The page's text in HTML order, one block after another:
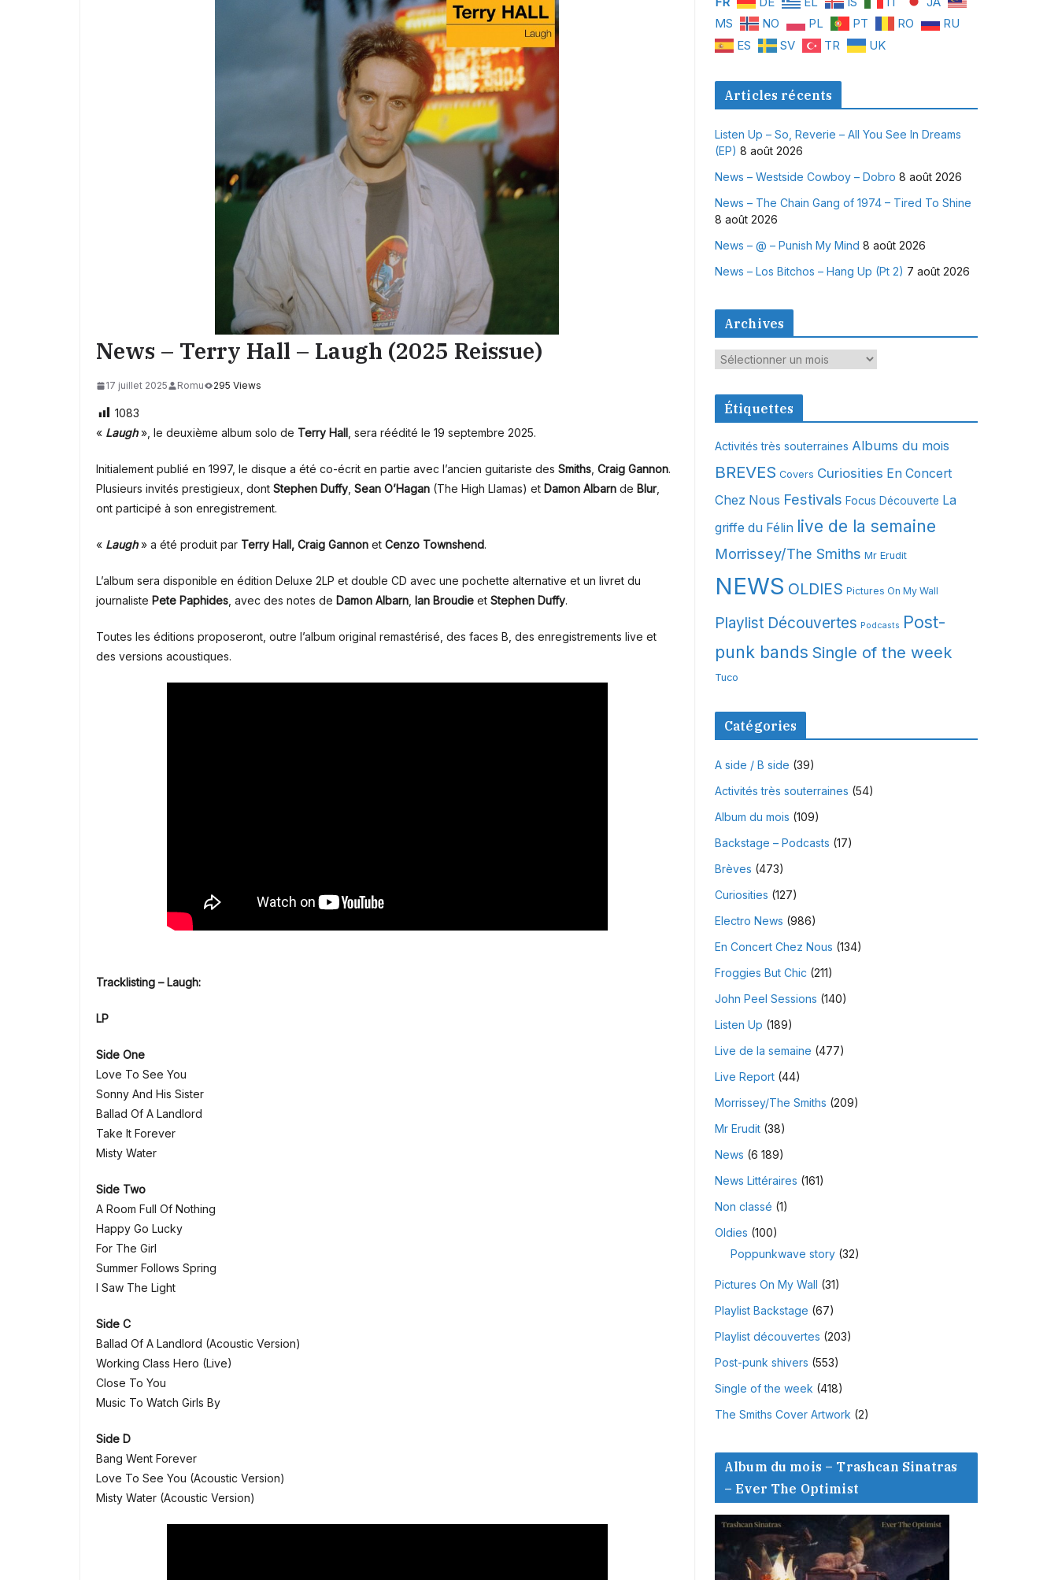
News – Terry Hall – Laugh (2025 Reissue)
17 juillet 2025 Romu 295 Views
1083
« Laugh», le deuxième album solo de Terry Hall , sera réédité le 19 septembre 2025.
Initialement publié en 1997, le disque a été co-écrit en partie avec l’ancien guitariste des Smiths Craig Gannon.
Plusieurs invités prestigieux, dont Stephen Duffy Sean O’Hagan (The High Llamas) et Damon Albarn de Blur,
ont participé à son enregistrement.
« Laugh» a été produit par Terry Hall, Craig Gannon et Cenzo Townshend.
L’album sera disponible en édition Deluxe 2LP et double CD avec une pochette alternative et un livret du
journaliste Pete Paphides , avec des notes de Damon Albarn Ian Broudie et Stephen Duffy.
Toutes les éditions proposeront, outre l’album original remastérisé, des faces B, des enregistrements live et
des versions acoustiques.
Tracklisting – Laugh:
LP
Side One
Love To See You
Sonny And His Sister
Ballad Of A Landlord
Take It Forever
Misty Water
Side Two
A Room Full Of Nothing
Happy Go Lucky
For The Girl
Summer Follows Spring
I Saw The Light
Side C
Ballad Of A Landlord (Acoustic Version)
Working Class Hero (Live)
Close To You
Music To Watch Girls By
Side D
Bang Went Forever
Love To See You (Acoustic Version)
Misty Water (Acoustic Version)
MS
NO PL PT RO
RU
ES
SV TR UK
Articles récents
Listen Up – So, Reverie – All You See In Dreams
(EP) 8 août 2026
News – Westside Cowboy – Dobro 8 août 2026
News – The Chain Gang of 1974 – Tired To Shine
8 août 2026
News – @ – Punish My Mind 8 août 2026
News – Los Bitchos – Hang Up (Pt 2) 7 août 2026
Archives
A
c
e
s
Étiquettes
Activités très souterraines Albums du mois
BREVES Covers Curiosities En Concert
Chez Nous Festivals Focus Découverte La
griffe du Félin live de la semaine
Morrissey/The Smiths Mr Erudit
NEWS OLDIES Pictures On My Wall
Playlist Découvertes Podcasts Post-
punk bands Single of the week
Tuco
Catégories
A side / B side (39)
Activités très souterraines (54)
Album du mois (109)
Backstage – Podcasts (17)
Brèves (473)
Curiosities (127)
Electro News (986)
En Concert Chez Nous (134)
Froggies But Chic (211)
John Peel Sessions (140)
Listen Up (189)
Live de la semaine (477)
Live Report(44)
Morrissey/The Smiths (209)
Mr Erudit(38)
News (6 189)
News Littéraires (161)
Non classé (1)
Oldies (100)
Poppunkwave story(32)
Pictures On My Wall (31)
Playlist Backstage (67)
Playlist découvertes (203)
Post-punk shivers (553)
Single of the week (418)
The Smiths Cover Artwork (2)
Album du mois – Trashcan Sinatras
– Ever The Optimist